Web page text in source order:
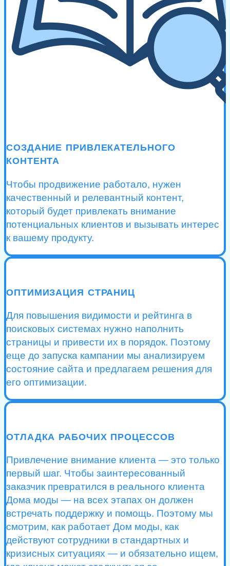
СОЗДАНИЕ ПРИВЛЕКАТЕЛЬНОГО
КОНТЕНТА
Чтобы продвижение работало, нужен
качественный и релевантный контент,
который будет привлекать внимание
потенциальных клиентов и вызывать интерес
к вашему продукту.
ОПТИМИЗАЦИЯ СТРАНИЦ
Для повышения видимости и рейтинга в
поисковых системах нужно наполнить
страницы и привести их в порядок. Поэтому
еще до запуска кампании мы анализируем
состояние сайта и предлагаем решения для
его оптимизации.
ОТЛАДКА РАБОЧИХ ПРОЦЕССОВ
Привлечение внимание клиента — это только
первый шаг. Чтобы заинтересованный
заказчик превратился в реального клиента
Дома моды — на всех этапах он должен
встречать поддержку и помощь. Поэтому мы
смотрим, как работает Дом моды, как
действуют сотрудники в стандартных и
кризисных ситуациях — и обязательно ищем,